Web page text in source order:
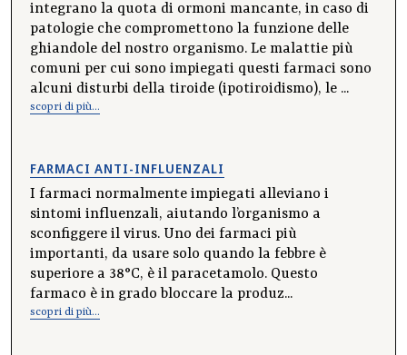
integrano la quota di ormoni mancante, in caso di
patologie che compromettono la funzione delle
ghiandole del nostro organismo. Le malattie più
comuni per cui sono impiegati questi farmaci sono
alcuni disturbi della tiroide (ipotiroidismo), le ...
scopri di più...
FARMACI ANTI-INFLUENZALI
I farmaci normalmente impiegati alleviano i
sintomi influenzali, aiutando l’organismo a
sconfiggere il virus. Uno dei farmaci più
importanti, da usare solo quando la febbre è
superiore a 38°C, è il paracetamolo. Questo
farmaco è in grado bloccare la produz...
scopri di più...